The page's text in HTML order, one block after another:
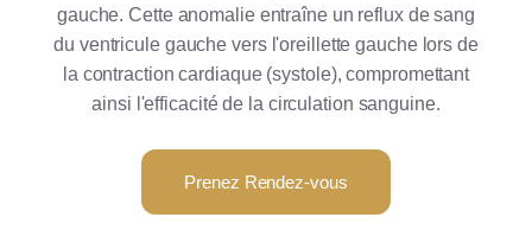
gauche. Cette anomalie entraîne un reflux de sang
du ventricule gauche vers l'oreillette gauche lors de
la contraction cardiaque (systole), compromettant
ainsi l'efficacité de la circulation sanguine.
Prenez Rendez-vous